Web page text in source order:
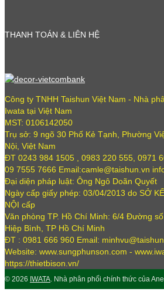
THANH TOÁN & LIÊN HỆ
Công ty TNHH Taishun Việt Nam - Nhà
Iwata tại Việt Nam
MST: 0106142050
Trụ sở: 9 ngõ 30 Phố Kẻ Tạnh, Phường
Nội, Việt Nam
ĐT 0243 984 1505 , 0983 220 555, 0971
09 7555 7666 Email:camle@taishun.vn
Đại diện pháp luật: Ông Ngô Doãn Quyết
Ngày cấp giấy phép: 03/04/2013 do SỞ
NỘI cấp
Văn phòng TP. Hồ Chí Minh: 6/4 Đường
Hiệp Bình, TP Hồ Chí Minh
ĐT : 0981 666 960 Email:
Website: www.sungphunson.com -
https://thietbison.vn/
© 2026 IWATA. Nhà phân phối chính thức của